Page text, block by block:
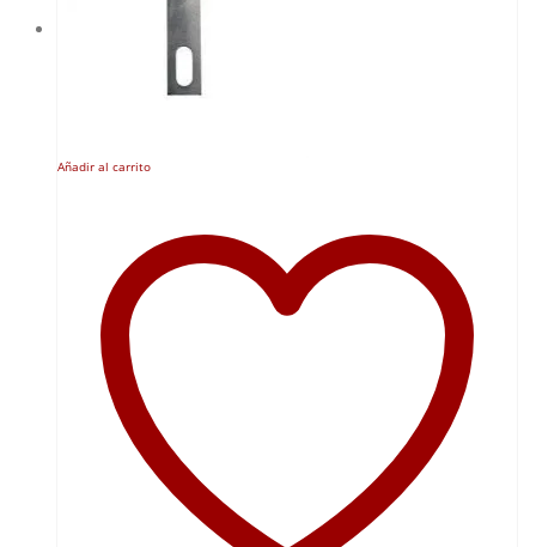
Añadir al carrito